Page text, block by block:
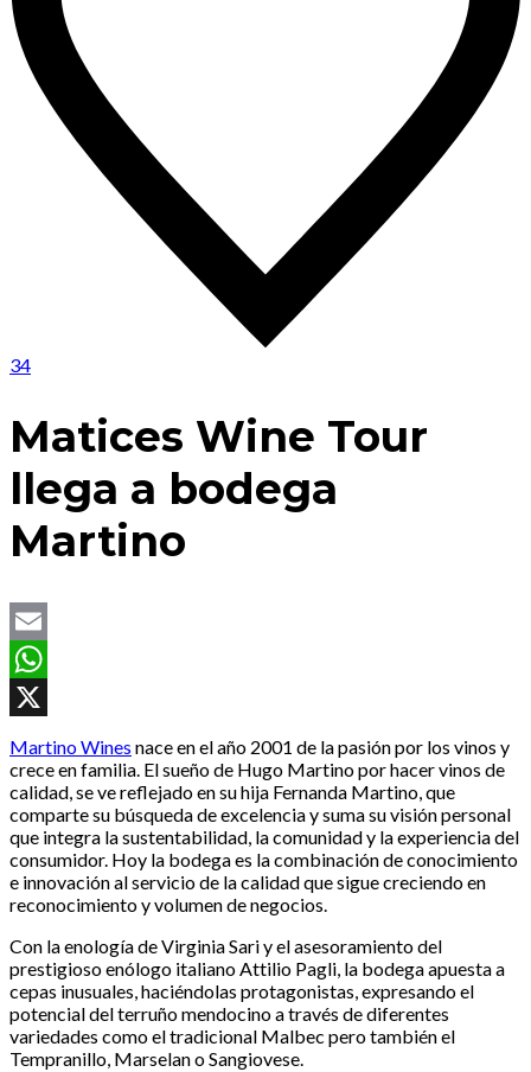
34
Matices Wine Tour
llega a bodega
Martino
Email
WhatsApp
Martino Wines nace en el año 2001 de la pasión por los vinos y
crece en familia. El sueño de Hugo Martino por hacer vinos de
calidad, se ve reflejado en su hija Fernanda Martino, que
comparte su búsqueda de excelencia y suma su visión personal
que integra la sustentabilidad, la comunidad y la experiencia del
consumidor. Hoy la bodega es la combinación de conocimiento
e innovación al servicio de la calidad que sigue creciendo en
reconocimiento y volumen de negocios.
Con la enología de Virginia Sari y el asesoramiento del
prestigioso enólogo italiano Attilio Pagli, la bodega apuesta a
cepas inusuales, haciéndolas protagonistas, expresando el
potencial del terruño mendocino a través de diferentes
variedades como el tradicional Malbec pero también el
Tempranillo, Marselan o Sangiovese.